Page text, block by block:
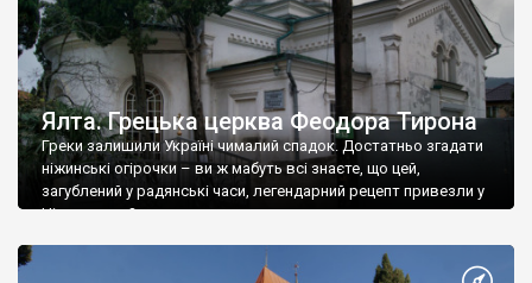
Ялта. Грецька церква Феодора Тирона
Греки залишили Україні чималий спадок. Достатньо згадати
ніжинські огірочки – ви ж мабуть всі знаєте, що цей,
загублений у радянські часи, легендарний рецепт привезли у
Ніжин греки?